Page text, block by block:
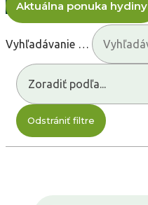
Aktuálna ponuka hydiny
Vyhľadávanie …
Odstrániť filtre